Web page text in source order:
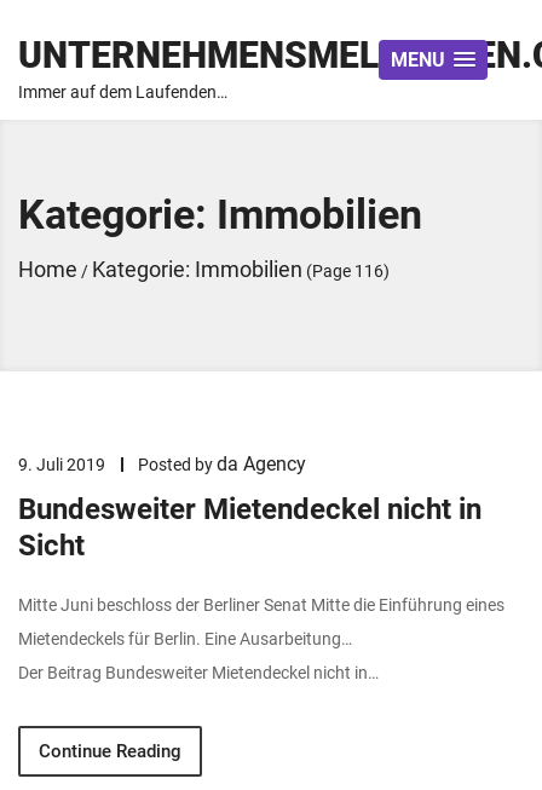
Immer auf dem Laufenden…
MENU
Kategorie: Immobilien
Home / Kategorie: Immobilien (Page 116)
9. Juli 2019 Posted byda Agency
Bundesweiter Mietendeckel nicht in
Sicht
Mitte Juni beschloss der Berliner Senat Mitte die Einführung eines
Mietendeckels für Berlin. Eine Ausarbeitung…
Der Beitrag Bundesweiter Mietendeckel nicht in…
Continue Reading